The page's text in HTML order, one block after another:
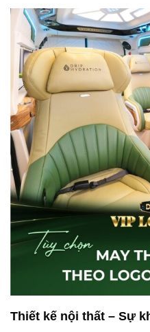
Thiết kế nội thất – Sự